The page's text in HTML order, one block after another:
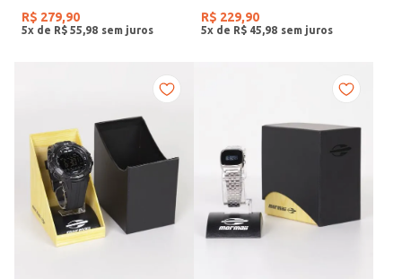
R$ 279,90
5x de R$ 55 98
R$ 229,90
5x de R$ 45 98